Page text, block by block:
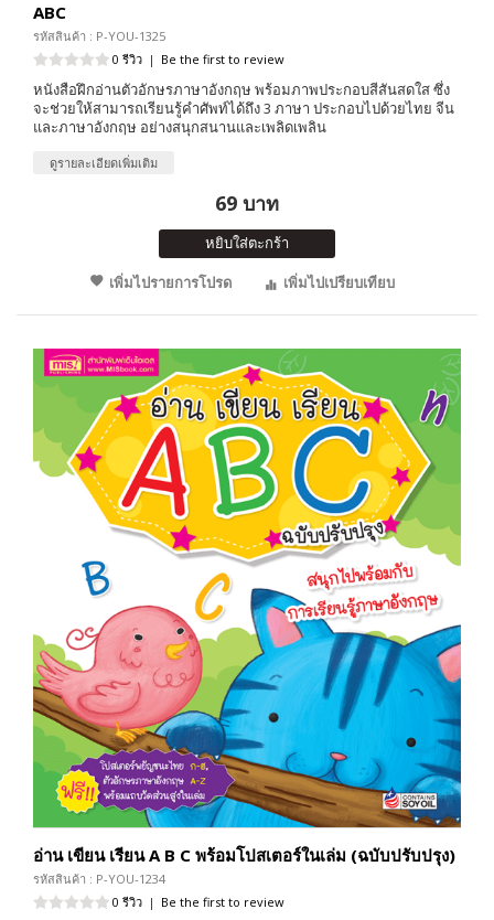
ABC
รหัสสินค้า : P-YOU-1325
0 รีวิว | Be the first to review
หนังสือฝึกอ่านตัวอักษรภาษาอังกฤษ พร้อมภาพประกอบสีสันสดใส ซึ่ง
จะช่วยให้สามารถเรียนรู้คำศัพท์ได้ถึง 3 ภาษา ประกอบไปด้วยไทย จีน
และภาษาอังกฤษ อย่างสนุกสนานและเพลิดเพลิน
ดูรายละเอียดเพิ่มเติม
69 บาท
หยิบใส่ตะกร้า
เพิ่มไปรายการโปรด
เพิ่มไปเปรียบเทียบ
อ่าน เขียน เรียน A B C พร้อมโปสเตอร์ในเล่ม (ฉบับปรับปรุง)
รหัสสินค้า : P-YOU-1234
0 รีวิว | Be the first to review